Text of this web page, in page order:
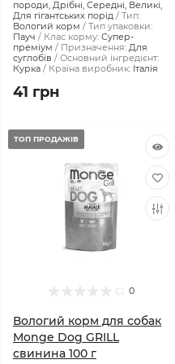
породи, Дрібні, Середні, Великі,
Для гігантських порід
Тип:
Вологий корм
Тип упаковки:
Пауч
Клас корму: Супер-
преміум
Призначення: Для
суглобів
Основний інгредієнт:
Курка
Країна виробник: Італія
41 грн
ТОП ПРОДАЖІВ
0
Вологий корм для собак
Monge Dog GRILL
свинина 100 г